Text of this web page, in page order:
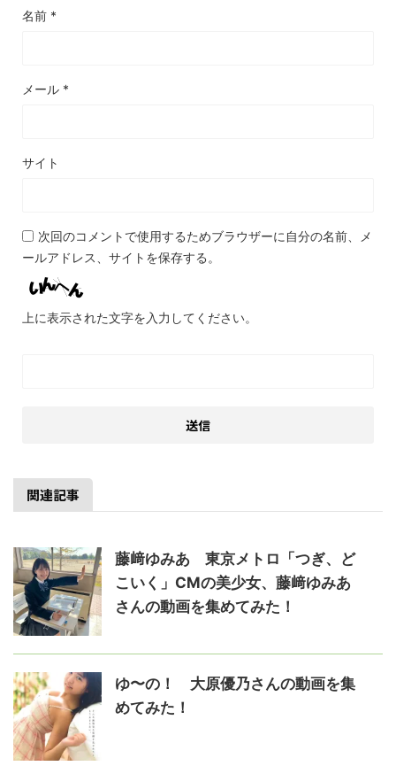
名前 *
メール *
サイト
次回のコメントで使用するためブラウザーに自分の名前、メ
ールアドレス、サイトを保存する。
上に表示された文字を入力してください。
関連記事
藤﨑ゆみあ 東京メトロ「つぎ、ど
こいく」CMの美少女、藤﨑ゆみあ
さんの動画を集めてみた！
ゆ〜の！ 大原優乃さんの動画を集
めてみた！